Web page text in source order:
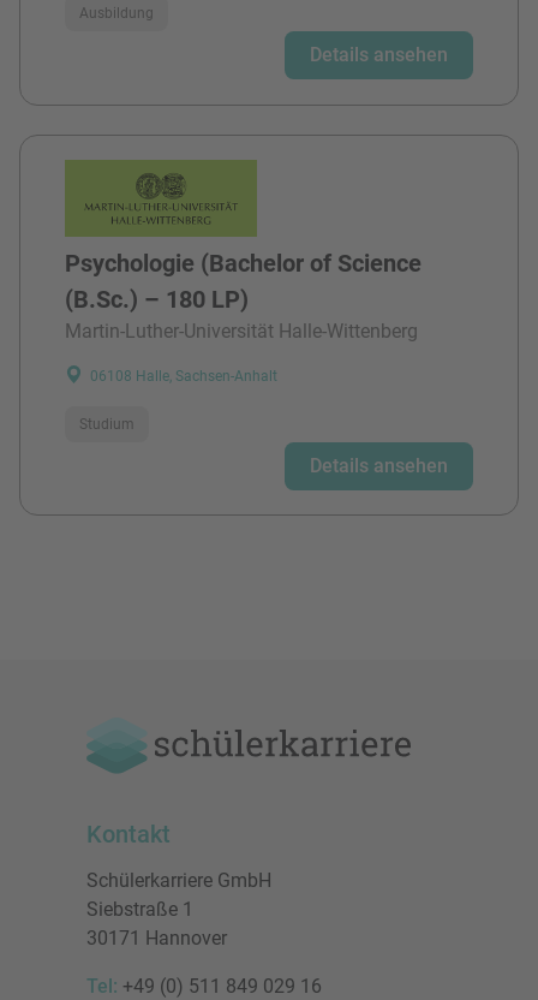
Ausbildung
Details ansehen
Psychologie (Bachelor of Science
(B.Sc.) – 180 LP)
Martin-Luther-Universität Halle-Wittenberg
06108 Halle, Sachsen-Anhalt
Studium
Details ansehen
Kontakt
Schülerkarriere GmbH
Siebstraße 1
30171 Hannover
Tel: +49 (0) 511 849 029 16